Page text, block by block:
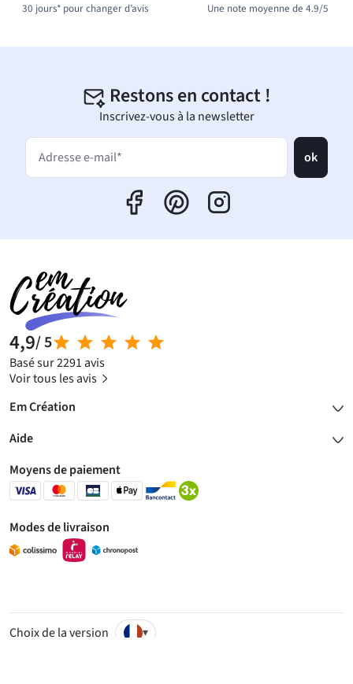
30 jours* pour changer d’avis Une note moyenne de 4.9/5
Restons en contact !
Inscrivez-vous à la newsletter
Adresse e-mail* ok
4,9/ 5
Basé sur 2291 avis
Voir tous les avis
Em Création
Aide
Moyens de paiement
Modes de livraison
Choix de la version ▾